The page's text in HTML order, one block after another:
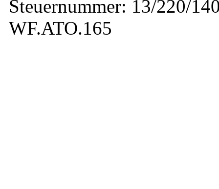
Steuernummer: 13/220/
WF.ATO.165